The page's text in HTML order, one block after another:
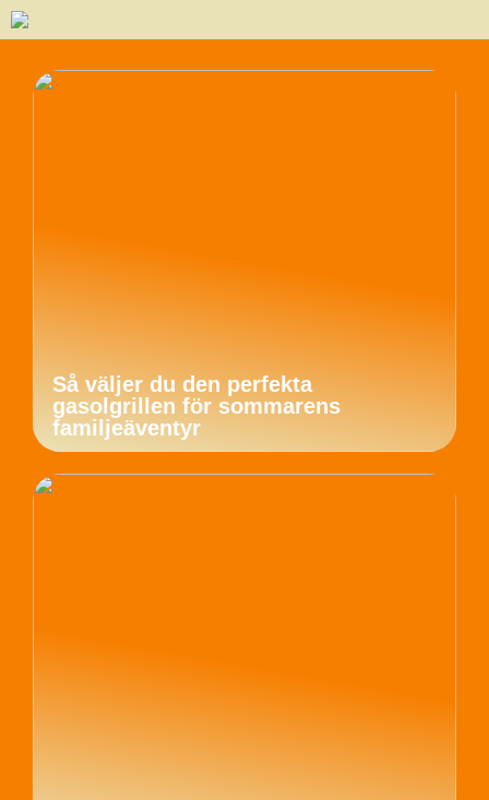
Så väljer du den perfekta
gasolgrillen för sommarens
familjeäventyr